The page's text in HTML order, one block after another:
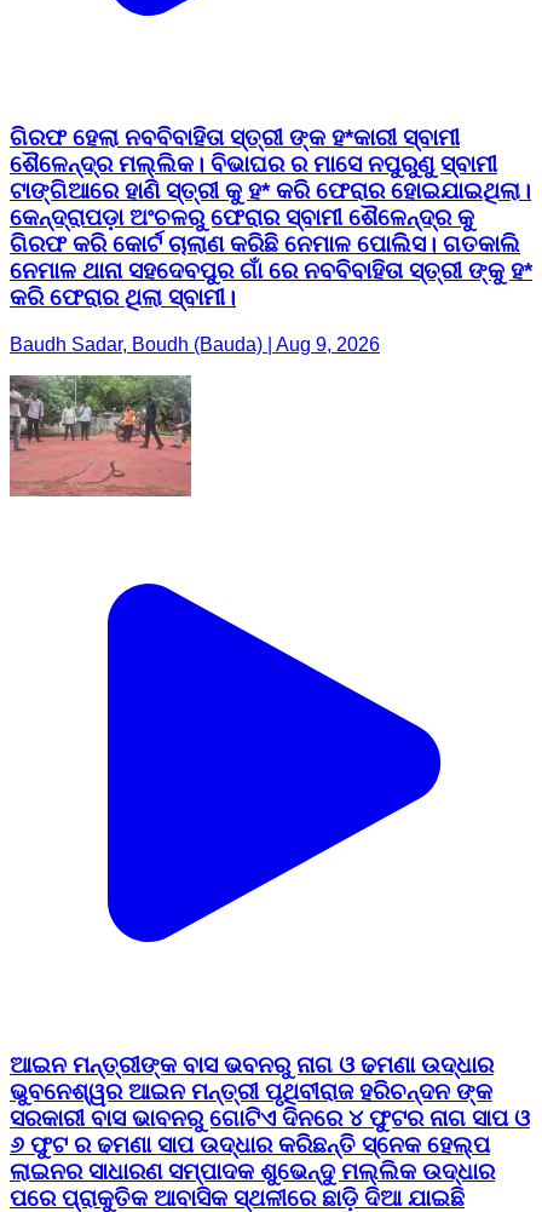
ଗିରଫ ହେଲା ନବବିବାହିତା ସ୍ତ୍ରୀ ଙ୍କ ହ*କାରୀ ସ୍ବାମୀ
ଶୈଳେନ୍ଦ୍ର ମଲ୍ଲିକ। ବିଭାଘର ର ମାସେ ନପୁରୁଣୁ ସ୍ବାମୀ
ଟାଙ୍ଗିଆରେ ହାଣି ସ୍ତ୍ରୀ କୁ ହ* କରି ଫେରାର ହୋଇଯାଇଥିଲା।
କେନ୍ଦ୍ରାପଡ଼ା ଅଂଚଳରୁ ଫେରାର ସ୍ବାମୀ ଶୈଳେନ୍ଦ୍ର କୁ
ଗିରଫ କରି କୋର୍ଟ ଚାଲାଣ କରିଛି ନେମାଳ ପୋଲିସ। ଗତକାଲି
ନେମାଳ ଥାନା ସହଦେବପୁର ଗାଁ ରେ ନବବିବାହିତା ସ୍ତ୍ରୀ ଙ୍କୁ ହ*
କରି ଫେରାର ଥିଲା ସ୍ବାମୀ।
Baudh Sadar, Boudh (Bauda) | Aug 9, 2026
ଆଇନ ମନ୍ତ୍ରୀଙ୍କ ବାସ ଭବନରୁ ନାଗ ଓ ଢମଣା ଉଦ୍ଧାର
ଭୁବନେଶ୍ୱର ଆଇନ ମନ୍ତ୍ରୀ ପୃଥିବୀରାଜ ହରିଚନ୍ଦନ ଙ୍କ
ସରକାରୀ ବାସ ଭାବନରୁ ଗୋଟିଏ ଦିନରେ ୪ ଫୁଟର ନାଗ ସାପ ଓ
୬ ଫୁଟ ର ଢମଣା ସାପ ଉଦ୍ଧାର କରିଛନ୍ତି ସ୍ନେକ ହେଲ୍ପ
ଲାଇନର ସାଧାରଣ ସମ୍ପାଦକ ଶୁଭେନ୍ଦୁ ମଲ୍ଲିକ ଉଦ୍ଧାର
ପରେ ପ୍ରାକୁତିକ ଆବାସିକ ସ୍ଥଳୀରେ ଛାଡ଼ି ଦିଆ ଯାଇଛି